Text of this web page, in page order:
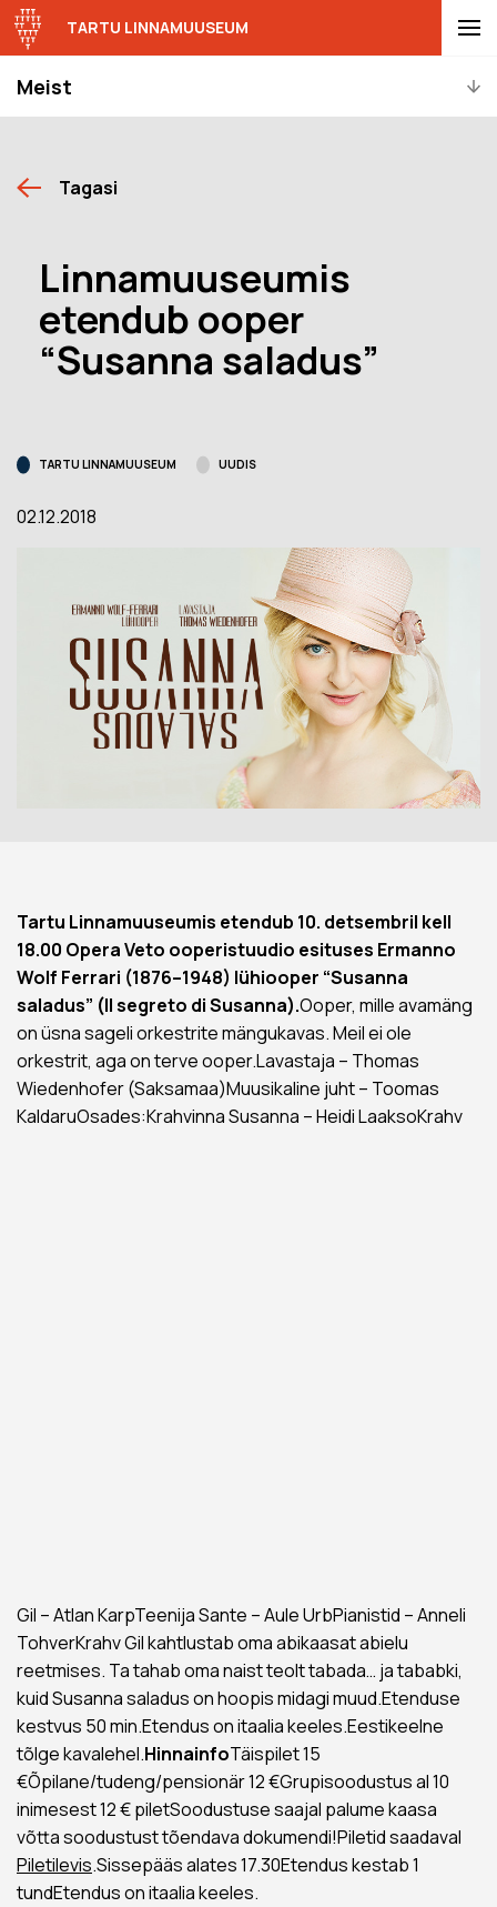
Meist
TARTU LINNAMUUSEUM
Tagasi
Linnamuuseumis
etendub ooper
“Susanna saladus”
TARTU LINNAMUUSEUM UUDIS
02.12.2018
Tartu Linnamuuseumis etendub 10. detsembril kell
18.00 Opera Veto ooperistuudio esituses Ermanno
Wolf Ferrari (1876–1948) lühiooper “Susanna
saladus” (Il segreto di Susanna).Ooper, mille avamäng
on üsna sageli orkestrite mängukavas. Meil ei ole
orkestrit, aga on terve ooper.Lavastaja – Thomas
Wiedenhofer (Saksamaa)Muusikaline juht – Toomas
KaldaruOsades:Krahvinna Susanna – Heidi LaaksoKrahv
Gil – Atlan KarpTeenija Sante – Aule UrbPianistid – Anneli
TohverKrahv Gil kahtlustab oma abikaasat abielu
reetmises. Ta tahab oma naist teolt tabada… ja tababki,
kuid Susanna saladus on hoopis midagi muud.Etenduse
kestvus 50 min.Etendus on itaalia keeles.Eestikeelne
tõlge kavalehel.HinnainfoTäispilet 15
€Õpilane/tudeng/pensionär 12 €Grupisoodustus al 10
inimesest 12 € piletSoodustuse saajal palume kaasa
võtta soodustust tõendava dokumendi!Piletid saadaval
Piletilevis.Sissepääs alates 17.30Etendus kestab 1
tundEtendus on itaalia keeles.